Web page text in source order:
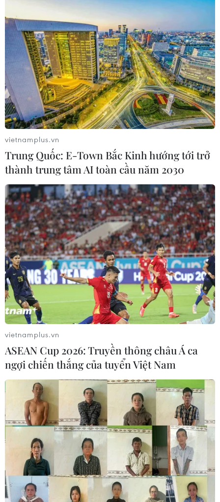
TIN CÙNG CHUYÊN MỤC
Chủ tịch Quốc hội Trần Thanh Mẫn:
Khẳng định vai trò nòng cốt trong
đấu tranh phòng, chống tham
nhũng, tội phạm kinh tế
vietnamplus.vn
Trung Quốc: E-Town Bắc Kinh hướng tới trở
thành trung tâm AI toàn cầu năm 2030
vietnamplus.vn
ASEAN Cup 2026: Truyền thông châu Á ca
ngợi chiến thắng của tuyển Việt Nam